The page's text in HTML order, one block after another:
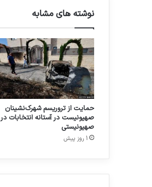
نوشته های مشابه
حمایت از تروریسم شهرک‌نشینان
صهیونیست در آستانه انتخابات در
صهیونیستی
1 روز پیش